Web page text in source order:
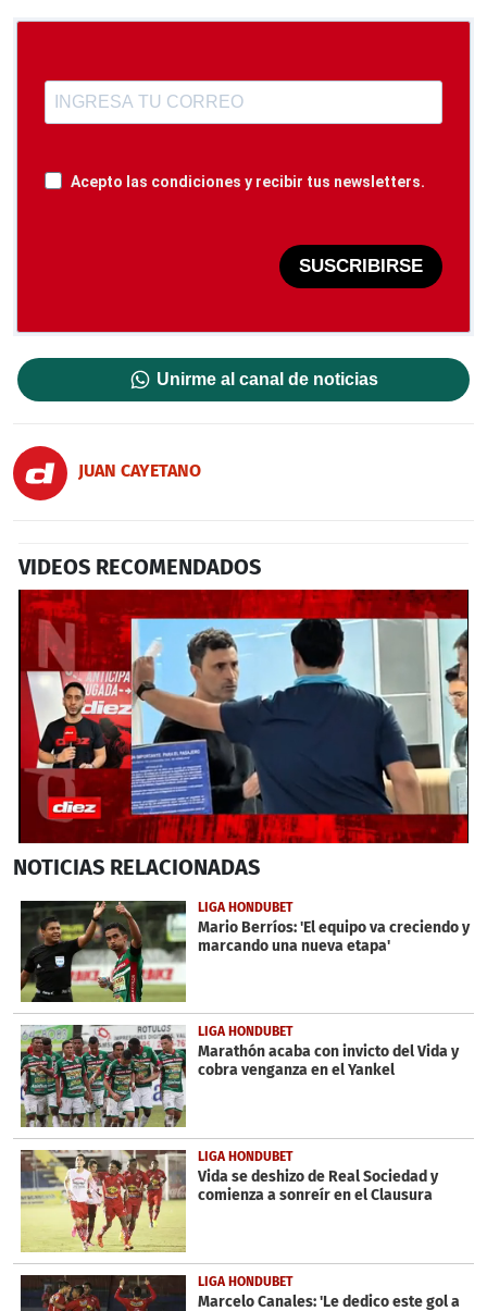
Acepto las condiciones y recibir tus newsletters.
SUSCRIBIRSE
Unirme al canal de noticias
JUAN CAYETANO
VIDEOS RECOMENDADOS
seconds
6
minutes,
51
seconds
NOTICIAS RELACIONADAS
LIGA HONDUBET
Mario Berríos: 'El equipo va creciendo y
marcando una nueva etapa'
LIGA HONDUBET
Marathón acaba con invicto del Vida y
cobra venganza en el Yankel
LIGA HONDUBET
Vida se deshizo de Real Sociedad y
comienza a sonreír en el Clausura
LIGA HONDUBET
Marcelo Canales: 'Le dedico este gol a